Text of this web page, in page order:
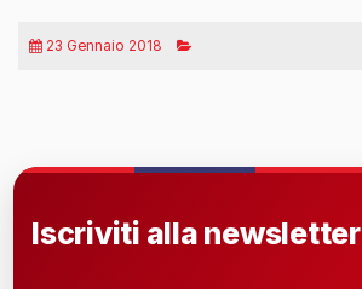
23 Gennaio 2018
Iscriviti alla newsletter